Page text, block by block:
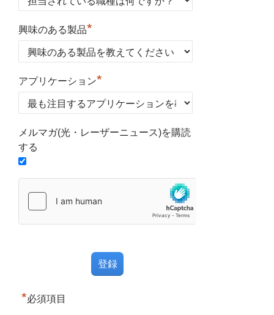
興味のある製品*
アプリケーション*
メルマガ(光・レーザーニュース)を購読
する
*必須項目